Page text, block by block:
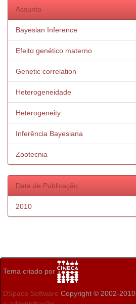
Assunto
Bayesian Inference
Efeito genético materno
Genetic correlation
Heterogeneidade
Heterogeneity
Inferência Bayesiana
Zootecnia
Data de Publicação
2010
Tema criado por
DSpace Software Copyright © 2002-2010